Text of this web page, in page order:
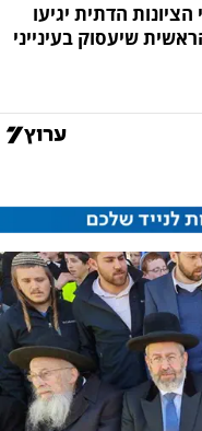
הדתית יגיעו
שיעסוק בעינייני